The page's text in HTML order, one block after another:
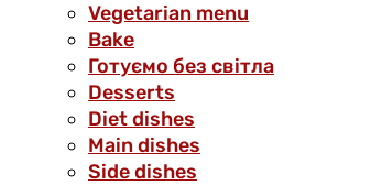
Vegetarian menu
Bake
Готуємо без світла
Desserts
Diet dishes
Main dishes
Side dishes